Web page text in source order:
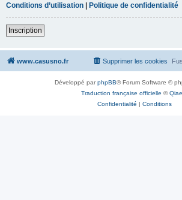
Conditions d’utilisation | Politique de confidentialité
Inscription
www.casusno.fr Supprimer les cookies
Développé parphpBB® Forum Software ©
Traduction française officielle ©
Confidentialité | Conditions